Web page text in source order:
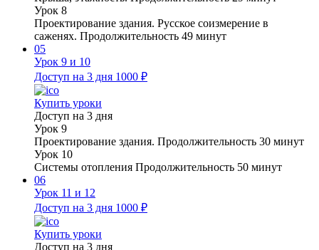
Урок 8
Проектирование здания. Русское соизмерение в
саженях. Продолжительность 49 минут
05
Урок 9 и 10
Доступ на 3 дня 1000 ₽
Купить уроки
Доступ на 3 дня
Урок 9
Проектирование здания. Продолжительность 30 минут
Урок 10
Системы отопления Продолжительность 50 минут
06
Урок 11 и 12
Доступ на 3 дня 1000 ₽
Купить уроки
Доступ на 3 дня